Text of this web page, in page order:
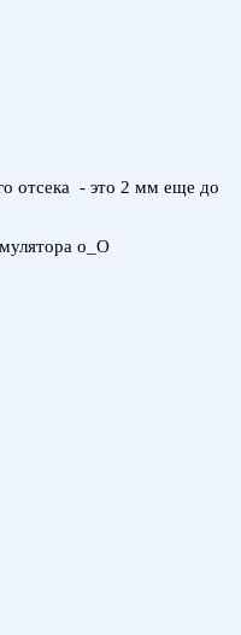
отсека - это 2 мм еще до
о_О